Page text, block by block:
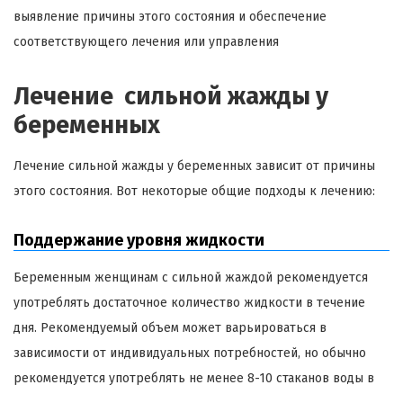
выявление причины этого состояния и обеспечение
соответствующего лечения или управления
Лечение сильной жажды у
беременных
Лечение сильной жажды у беременных зависит от причины
этого состояния. Вот некоторые общие подходы к лечению:
Поддержание уровня жидкости
Беременным женщинам с сильной жаждой рекомендуется
употреблять достаточное количество жидкости в течение
дня. Рекомендуемый объем может варьироваться в
зависимости от индивидуальных потребностей, но обычно
рекомендуется употреблять не менее 8-10 стаканов воды в